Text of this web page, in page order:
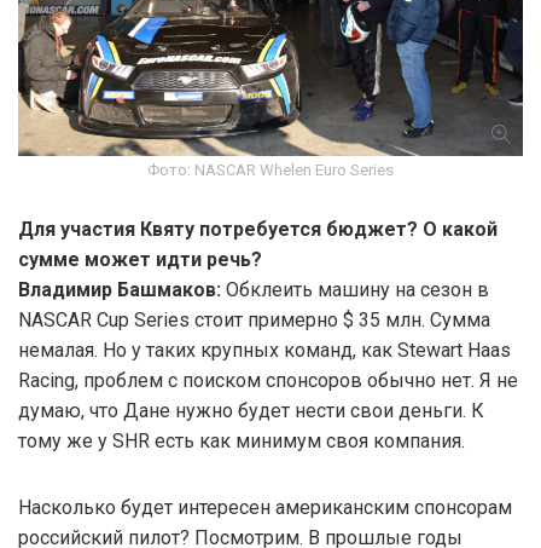
Фото: NASCAR Whelen Euro Series
Для участия Квяту потребуется бюджет? О какой
сумме может идти речь?
Владимир Башмаков: Обклеить машину на сезон в
NASCAR Cup Series стоит примерно $ 35 млн. Сумма
немалая. Но у таких крупных команд, как Stewart Haas
Racing, проблем с поиском спонсоров обычно нет. Я не
думаю, что Дане нужно будет нести свои деньги. К
тому же у SHR есть как минимум своя компания.
Насколько будет интересен американским спонсорам
российский пилот? Посмотрим. В прошлые годы